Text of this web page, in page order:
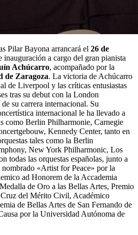
Pilar Bayona arrancará el 26 de
inauguración a cargo del gran pianista
Achúcarro, acompañado por la
de Zaragoza. La victoria de Achúcarro
de Liverpool y las críticas entusiastas
tras su debut con la London
su carrera internacional. Su
internacional le ha llevado a
como Berlin Philharmonie, Carnegie
Kennedy Center, tanto en
tales como la Berlin
New York Philharmonic, Los
todas las orquestas españolas, junto a
«Artist for Peace» por la
ad Honorem de la Accademia
de Oro a las Bellas Artes, Premio
del Mérito Civil, Académico
de Bellas Artes de San Fernando de
por la Universidad Autónoma de